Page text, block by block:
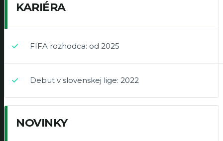
KARIÉRA
FIFA rozhodca: od 2025
Debut v slovenskej lige: 2022
NOVINKY